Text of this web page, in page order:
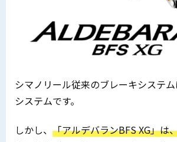
シマノリール従来のブレーキシステ
システムです。
しかし、 「アルデバランBFS XG」は